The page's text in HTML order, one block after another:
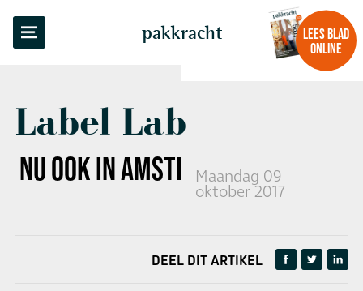
pakkracht
LEES BLAD
ONLINE
Label Lab
NU OOK INAMSTERDAM
Maandag 09
oktober 2017
TERUG NAAR OVERZICHT
DEEL DIT ARTIKEL